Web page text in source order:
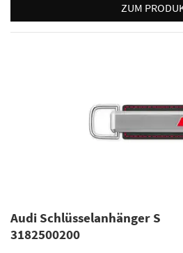
ZUM
Audi Schlüsselanhänger S
3182500200